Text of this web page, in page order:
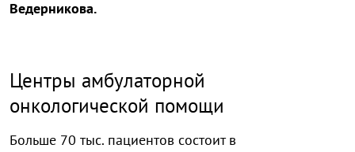
Ведерникова.
Центры амбулаторной
онкологической помощи
Больше 70 тыс. пациентов состоит в